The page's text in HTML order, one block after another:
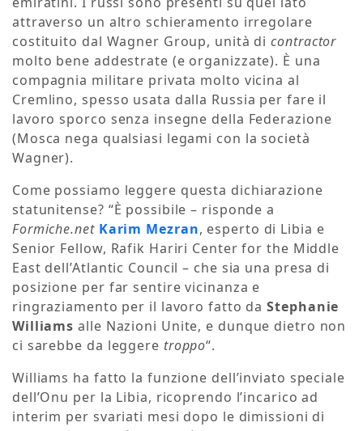
attraverso un altro schieramento irregolare
costituito dal Wagner Group, unità dicontractor
molto bene addestrate (e organizzate). È una
compagnia militare privata molto vicina al
Cremlino, spesso usata dalla Russia per fare il
lavoro sporco senza insegne della Federazione
(Mosca nega qualsiasi legami con la società
Wagner).
Come possiamo leggere questa dichiarazione
statunitense? “È possibile – risponde a
Formiche.net Karim Mezran, esperto di Libia e
Senior Fellow, Rafik Hariri Center for the Middle
East dell’Atlantic Council – che sia una presa di
posizione per far sentire vicinanza e
ringraziamento per il lavoro fatto daStephanie
Williams alle Nazioni Unite, e dunque dietro non
ci sarebbe da leggere troppo“.
Williams ha fatto la funzione dell’inviato speciale
dell’Onu per la Libia, ricoprendo l’incarico ad
interim per svariati mesi dopo le dimissioni di